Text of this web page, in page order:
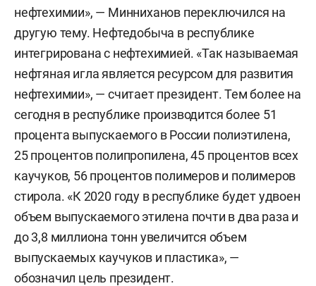
нефтехимии», — Минниханов переключился на
другую тему. Нефтедобыча в республике
интегрирована с нефтехимией. «Так называемая
нефтяная игла является ресурсом для развития
нефтехимии», — считает президент. Тем более на
сегодня в республике производится более 51
процента выпускаемого в России полиэтилена,
25 процентов полипропилена, 45 процентов всех
каучуков, 56 процентов полимеров и полимеров
стирола. «К 2020 году в республике будет удвоен
объем выпускаемого этилена почти в два раза и
до 3,8 миллиона тонн увеличится объем
выпускаемых каучуков и пластика», —
обозначил цель президент.